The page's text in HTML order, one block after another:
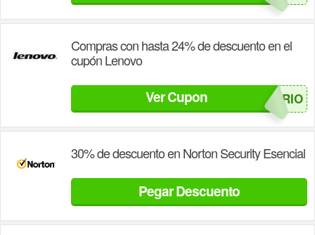
Compras con hasta 24% de descuento en el
cupón Lenovo
Ver Cupon ANIVERSARIO
30% de descuento en Norton Security Esencial
Pegar Descuento